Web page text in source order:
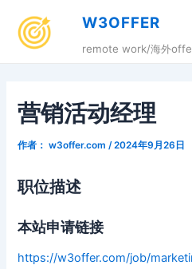
W3OFFER
remote work/海外
营销活动经理
作者： w3offer.com /2024年9月26日
职位描述
本站申请链接
https://w3offer.com/job/